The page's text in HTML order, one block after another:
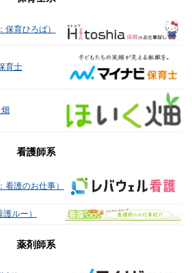
保育ひろば）
育士
看護師系
看護のお仕事）
ルー）
薬剤師系